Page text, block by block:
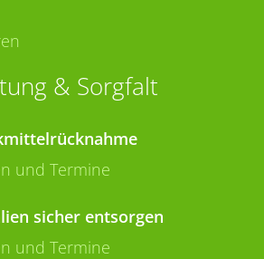
& Sorgfalt
und Termine
sicher entsorgen
und Termine